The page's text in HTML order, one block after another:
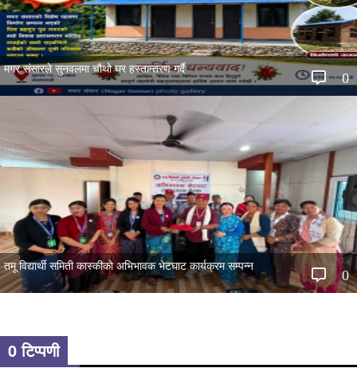
0
मगर संसारले सुनवलमा चौथो घर हस्तान्तरण गर्दै
0
तमू विद्यार्थी समिती कास्कीको अभिभावक भेटघाट कार्यक्रम सम्पन्न
0 टिप्पणी